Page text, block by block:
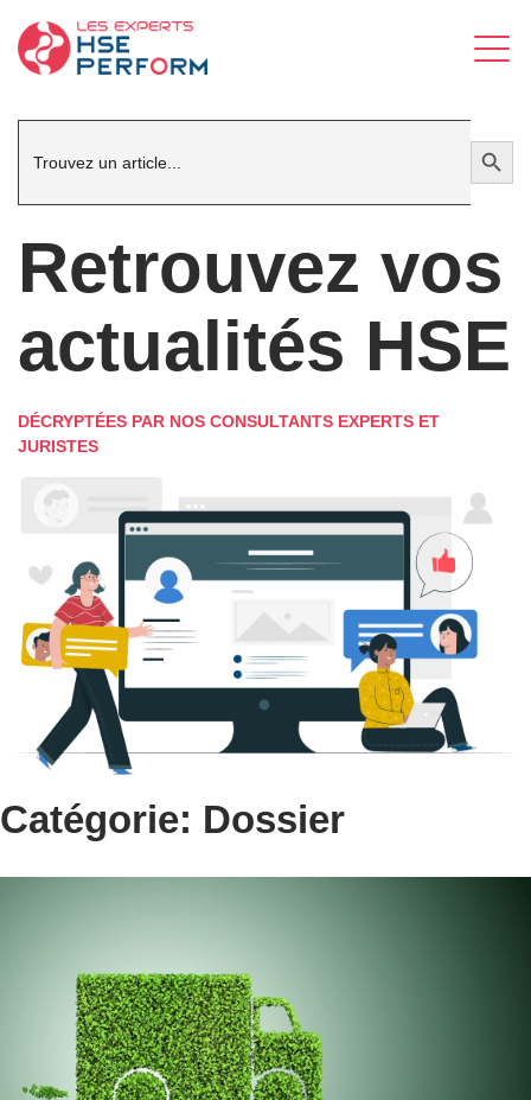
Search
Search Button
Retrouvez vos
actualités HSE
DÉCRYPTÉES PAR NOS CONSULTANTS EXPERTS ET
JURISTES
Catégorie: Dossier